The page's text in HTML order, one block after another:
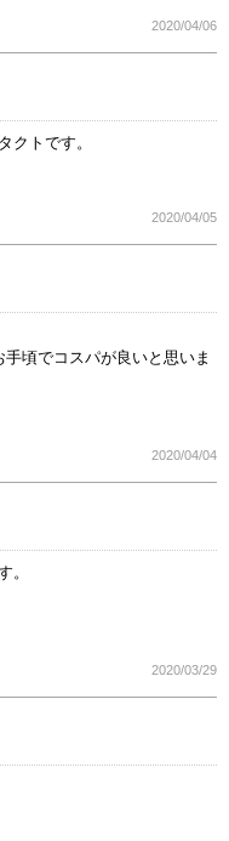
2020/04/06
クトです。
2020/04/05
頃でコスパが良いと思いま
2020/04/04
。
2020/03/29